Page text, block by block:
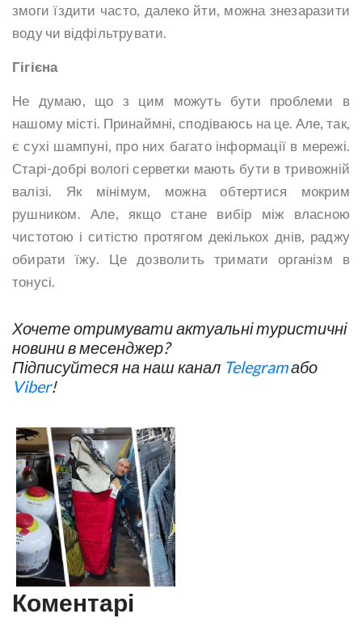
змоги їздити часто, далеко йти, можна знезаразити
воду чи відфільтрувати.
Гігієна
Не думаю, що з цим можуть бути проблеми в
нашому місті. Принаймні, сподіваюсь на це. Але, так,
є сухі шампуні, про них багато інформації в мережі.
Старі-добрі вологі серветки мають бути в тривожній
валізі. Як мінімум, можна обтертися мокрим
рушником. Але, якщо стане вибір між власною
чистотою і ситістю протягом декількох днів, раджу
обирати їжу. Це дозволить тримати організм в
тонусі.
Хочете отримувати актуальні туристичні
новини в месенджер?
Підписуйтеся на наш канал Telegramабо
Viber!
Коментарі